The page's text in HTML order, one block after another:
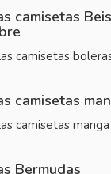
camisetas
camisetas
Bermudas